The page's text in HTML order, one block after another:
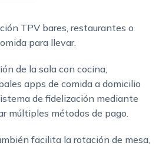
TPV bares, restaurantes o
para llevar.
de la sala con cocina,
apps de comida a domicilio
de fidelización mediante
múltiples métodos de pago.
facilita la rotación de mesa,